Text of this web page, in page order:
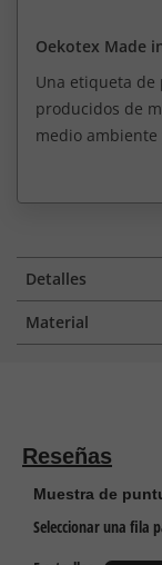
Oekotex Made
Una etiqueta
producidos de
medio
Detalles
Material